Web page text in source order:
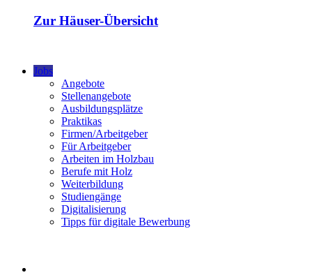
Zur Häuser-Übersicht
Jobs
Angebote
Stellenangebote
Ausbildungsplätze
Praktikas
Firmen/Arbeitgeber
Für Arbeitgeber
Arbeiten im Holzbau
Berufe mit Holz
Weiterbildung
Studiengänge
Digitalisierung
Tipps für digitale Bewerbung